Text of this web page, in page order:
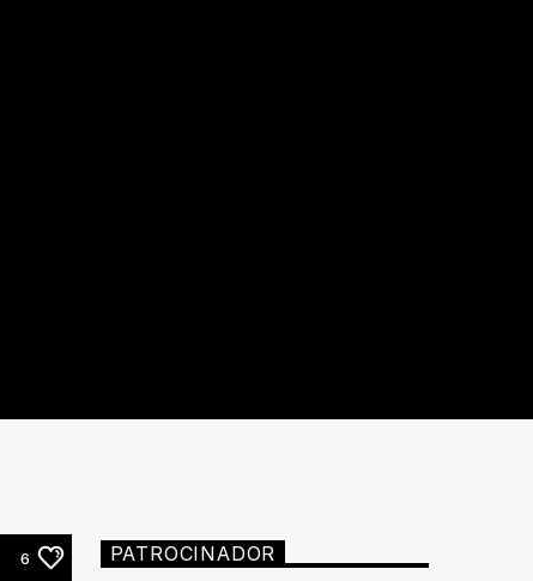
6 PATROCINADOR